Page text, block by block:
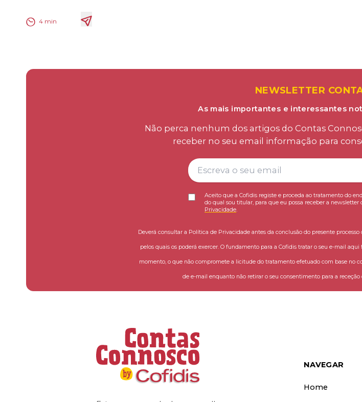
4 min
NEWSLETTER
As mais importantes e interessantes
Não perca nenhum dos artigos do Contas
receber no seu email informação para
Aceito que a Cofidis registe e proceda ao tratamento do
do qual sou titular, para que eu possa receber a newsletter
Privacidade.
Deverá consultar a Política de Privacidade antes da conclusão do presente
pelos quais os poderá exercer. O fundamento para a Cofidis tratar o seu e-mail
momento, o que não compromete a licitude do tratamento efetuado com base no
de e-mail enquanto não retirar o seu consentimento para a
NAVEGAR
Home